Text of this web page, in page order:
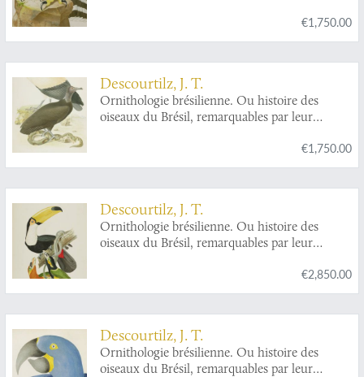
€1,750.00
Descourtilz, J. T.
Ornithologie brésilienne. Ou histoire des
oiseaux du Brésil, remarquables par leur
[King vulture] and
Percnopterus jota[Black vulture].
€1,750.00
Descourtilz, J. T.
Ornithologie brésilienne. Ou histoire des
oiseaux du Brésil, remarquables par leur
Ramphastos
tocoandPteroglossus piperivorus[Toco or
€2,850.00
Descourtilz, J. T.
Ornithologie brésilienne. Ou histoire des
oiseaux du Brésil, remarquables par leur